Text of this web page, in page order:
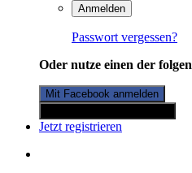
Anmelden
Passwort vergessen?
Oder nutze einen der
Mit Facebook anmelden
Jetzt registrieren